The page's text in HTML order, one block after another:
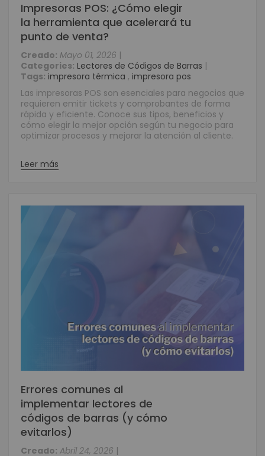
Impresoras POS: ¿Cómo elegir
la herramienta que acelerará tu
punto de venta?
Creado: Mayo 01, 2026 |
Categories: Lectores de Códigos de Barras |
Tags: impresora térmica , impresora pos
Las impresoras POS son esenciales para negocios que
requieren emitir tickets y comprobantes de forma
rápida y eficiente. Conoce sus tipos, beneficios y
cómo elegir la mejor opción según tu negocio para
optimizar procesos y mejorar la atención al cliente.
Leer más
Errores comunes al
implementar lectores de
códigos de barras (y cómo
evitarlos)
Creado: Abril 24, 2026 |